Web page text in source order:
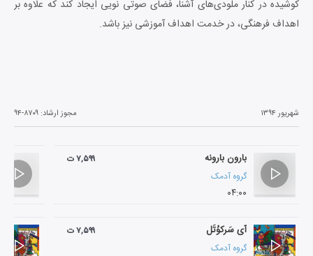
کوشیده در کنار ملودی‌های آشنا، فضای صوتی نویی ایجاد کند که علاوه بر
اهداف فرهنگی، در خدمت اهداف آموزشی نیز باشد.
شهریور ۱۳۹۴ مجوز ارشاد: ۹۴-۸۷۰۹
بارون بارونه
گروه آدمک
۰۴:۰۰
۷,۵۹۹ ت
آی سَرکوُتَل
گروه آدمک
۷,۵۹۹ ت